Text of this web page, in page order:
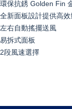
環保抗銹 Golden Fin
全新面板設計提供高
左右自動搖擺送風
易拆式面板
2段風速選擇